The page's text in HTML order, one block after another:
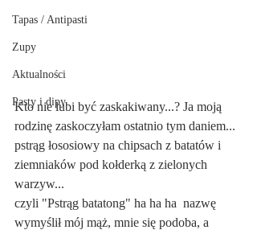
Tapas / Antipasti
Zupy
Aktualności
Pasty i dipy
Kto nie lubi być zaskakiwany...? Ja moją
rodzinę zaskoczyłam ostatnio tym daniem...
pstrąg łososiowy na chipsach z batatów i
ziemniaków pod kołderką z zielonych
warzyw...
czyli "Pstrąg batatong" ha ha ha  nazwę
wymyślił mój mąż, mnie się podoba, a